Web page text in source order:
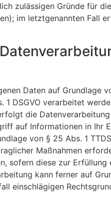
zulässigen Gründe für
im letztgenannten Fall
Daten auf Grundlage
DSGVO verarbeitet
die
auf Informationen in Ihr
von § 25 Abs. 1
Maßnahmen
sofern diese zur Erfüllung
kann ferner auf
einschlägigen